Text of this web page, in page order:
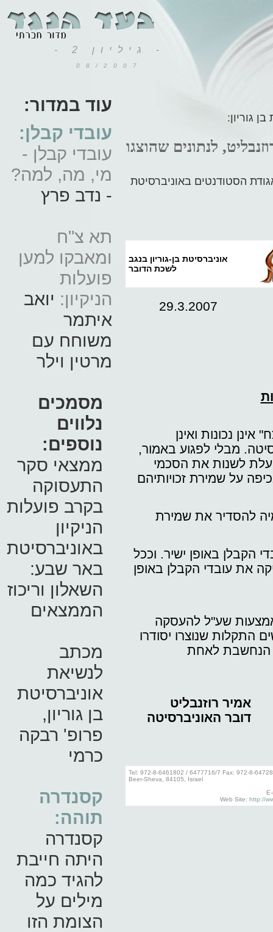
- גיליון 2 -
08/2007
עוד במדור:
עובדי קבלן:
עובדי קבלן -
מי, מה, למה?
- נדב פרץ
תא צ"ח
ומאבקו למען
פועלות
הניקיון: יואב
איתמר
משוחח עם
מרטין וילר
מסמכים
נלווים
נוספים:
ממצאי סקר
התעסוקה
בקרב פועלות
הניקיון
באוניברסיטת
באר שבע:
השאלון וריכוז
הממצאים
מכתב
לנשיאת
אוניברסיטת
בן גוריון,
פרופ' רבקה
כרמי
קסנדרה
תוהה:
קסנדרה
היתה חייבת
להגיד כמה
מילים על
הצומת הזו
גוריון:
לנתונים שהוצגו
הסטודנטים באוניברסיטת
אוניברסיטת בן-גוריון בנגב
לשכת הדובר
29.3.2007
נכונות ואינן
מבלי לפגוע באמור,
לשנות את הסכמי
על שמירת זכויותיהם
להסדיר את שמירת
הקבלן באופן ישיר. וככל
את עובדי הקבלן באופן
שע"ל להעסקה
התקלות שנוצרו יסודרו
הנחשבת לאחת
אמיר רוזנבליט
דובר האוניברסיטה
Tel: 972-8-6461802 / 6477716/7 Fax: 972-8-
Beer-Sheva, 84105, Israel
Web Site: http://